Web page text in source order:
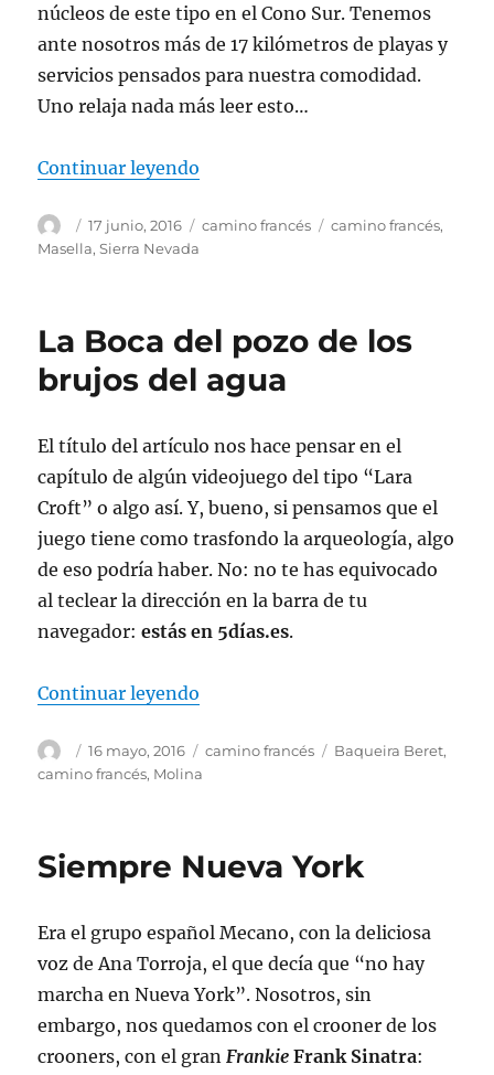
núcleos de este tipo en el Cono Sur. Tenemos
ante nosotros más de 17 kilómetros de playas y
servicios pensados para nuestra comodidad.
Uno relaja nada más leer esto…
Continuar leyendo
Autor
Publicado
el
17 junio, 2016 Categorías
camino francés Etiquetas
camino francés,
Masella,Sierra Nevada
La Boca del pozo de los
brujos del agua
El título del artículo nos hace pensar en el
capítulo de algún videojuego del tipo “Lara
Croft” o algo así. Y, bueno, si pensamos que el
juego tiene como trasfondo la arqueología, algo
de eso podría haber. No: no te has equivocado
al teclear la dirección en la barra de tu
navegador:estás en 5días.es.
Continuar leyendo
Autor
Publicado
el
16 mayo, 2016 Categorías
camino francés Etiquetas
Baqueira Beret,
camino francés, Molina
Siempre Nueva York
Era el grupo español Mecano, con la deliciosa
voz de Ana Torroja, el que decía que “no hay
marcha en Nueva York”. Nosotros, sin
embargo, nos quedamos con el crooner de los
crooners, con el granFrankie Frank Sinatra: